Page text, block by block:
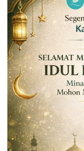
Sumbar
Kepri
Pariwisata
Sulawesi Utara
Pendidikan
Opini